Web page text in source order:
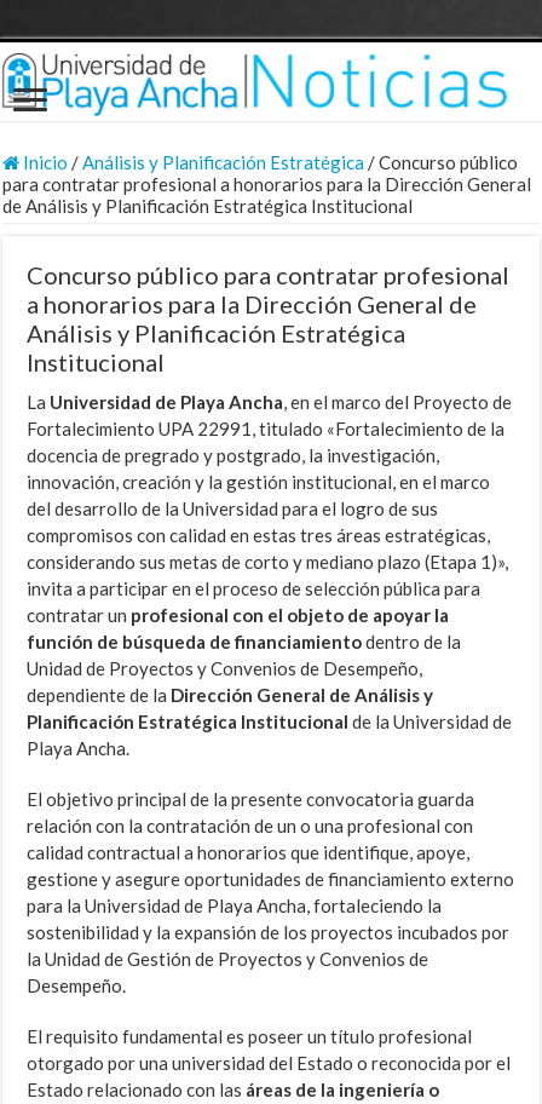
Inicio /Análisis y Planificación Estratégica/Concurso público
para contratar profesional a honorarios para la Dirección General
de Análisis y Planificación Estratégica Institucional
Concurso público para contratar profesional
a honorarios para la Dirección General de
Análisis y Planificación Estratégica
Institucional
La Universidad de Playa Ancha, en el marco del Proyecto de
Fortalecimiento UPA 22991, titulado «Fortalecimiento de la
docencia de pregrado y postgrado, la investigación,
innovación, creación y la gestión institucional, en el marco
del desarrollo de la Universidad para el logro de sus
compromisos con calidad en estas tres áreas estratégicas,
considerando sus metas de corto y mediano plazo (Etapa 1)»,
invita a participar en el proceso de selección pública para
contratar un profesional con el objeto de apoyar la
función de búsqueda de financiamientodentro de la
Unidad de Proyectos y Convenios de Desempeño,
dependiente de la Dirección General de Análisis y
Planificación Estratégica Institucional de la Universidad de
Playa Ancha.
El objetivo principal de la presente convocatoria guarda
relación con la contratación de un o una profesional con
calidad contractual a honorarios que identifique, apoye,
gestione y asegure oportunidades de financiamiento externo
para la Universidad de Playa Ancha, fortaleciendo la
sostenibilidad y la expansión de los proyectos incubados por
la Unidad de Gestión de Proyectos y Convenios de
Desempeño.
El requisito fundamental es poseer un título profesional
otorgado por una universidad del Estado o reconocida por el
Estado relacionado con las áreas de la ingeniería o